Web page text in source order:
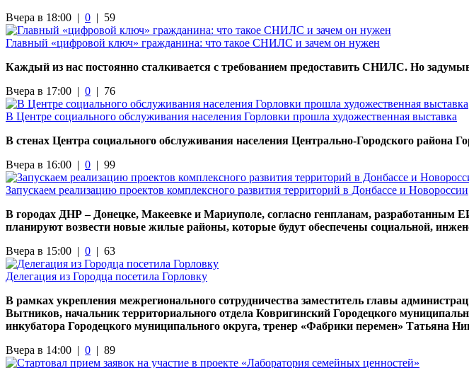
Вчера в 18:00 | 0 | 59
Главный «цифровой ключ» гражданина: что такое СНИЛС и зачем он нужен
Каждый из нас постоянно сталкивается с требованием предоставить СНИЛС. Но
Вчера в 17:00 | 0 | 76
В Центре социального обслуживания населения Горловки прошла художественная выставка
В стенах Центра социального обслуживания населения Центрально-Городского района
Вчера в 16:00 | 0 | 99
Запускаем реализацию проектов комплексного развития территорий в Донбассе и Новороссии
В городах ДНР – Донецке, Макеевке и Мариуполе, согласно генпланам,
планируют возвести новые жилые районы, которые будут обеспечены социальной,
Вчера в 15:00 | 0 | 63
Делегация из Городца посетила Горловку
В рамках укрепления межрегионального сотрудничества заместитель главы
Вытников, начальник территориального отдела Ковригинский Городецкого
инкубатора Городецкого муниципального округа, тренер «Фабрики перемен» Татьяна
Вчера в 14:00 | 0 | 89